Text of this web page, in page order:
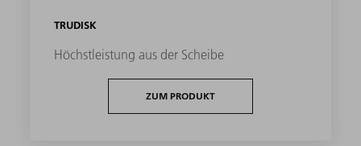
TRUDISK
Höchstleistung aus der Scheibe
ZUM PRODUKT